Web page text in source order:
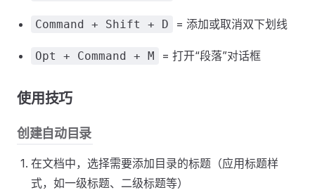
Command + Shift + D = 添加或取消双下划线
Opt + Command + M = 打开“段落”对话框
使用技巧
创建自动目录
在文档中，选择需要添加目录的标题（应用标题样
式，如一级标题、二级标题等）